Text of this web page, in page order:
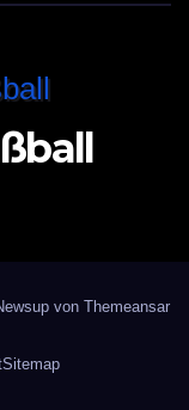
von Themeansar
Sitemap